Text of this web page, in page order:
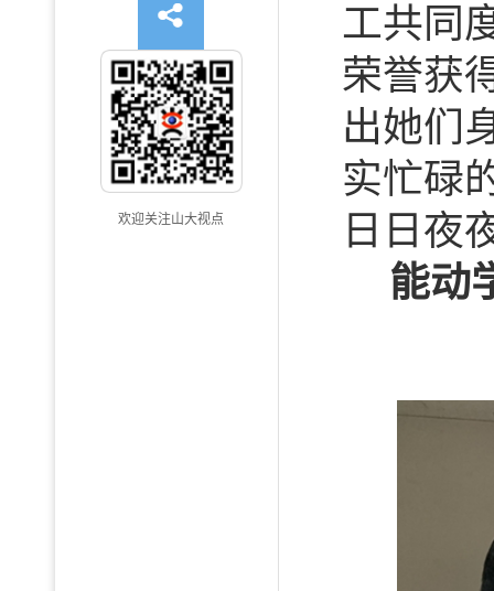
欢迎关注山大视点
工共同
荣誉获
出她们
实忙碌
日日夜
能动